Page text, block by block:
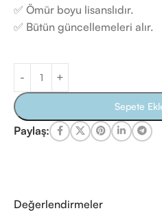
✅ Ömür boyu lisanslıdır.
✅ Bütün güncellemeleri alır.
Sepete
Paylaş:
Değerlendirmeler